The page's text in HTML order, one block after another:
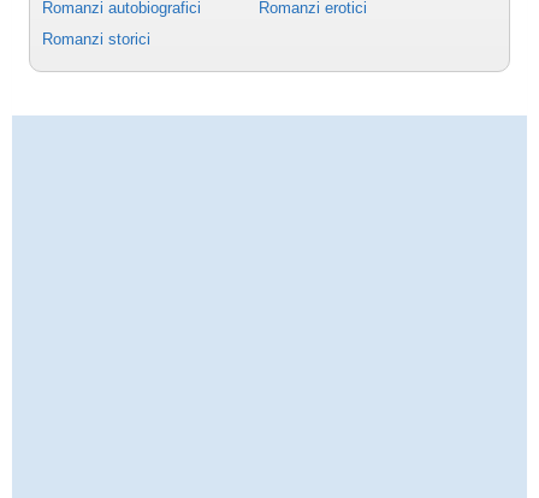
Romanzi autobiografici
Romanzi erotici
Romanzi storici